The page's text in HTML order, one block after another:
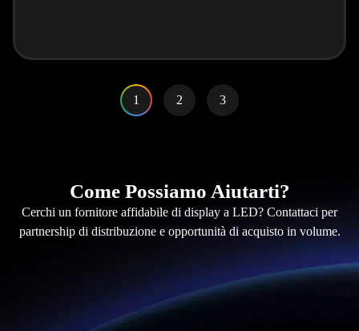
1 2 3
Come Possiamo Aiutarti?
Cerchi un fornitore affidabile di display a LED? Contattaci per
partnership di distribuzione e opportunità di acquisto in volume.